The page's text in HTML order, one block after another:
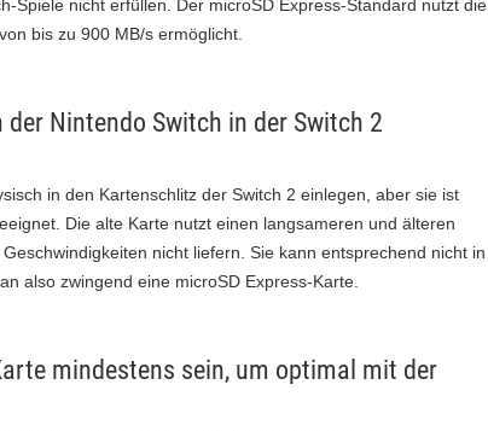
Spiele nicht erfüllen. Der microSD Express-Standard nutzt die
bis zu 900 MB/s ermöglicht.
Nintendo Switch in der Switch 2
in den Kartenschlitz der Switch 2 einlegen, aber sie ist
Die alte Karte nutzt einen langsameren und älteren
nicht liefern. Sie kann entsprechend nicht in
also zwingend eine microSD Express-Karte.
mindestens sein, um optimal mit der